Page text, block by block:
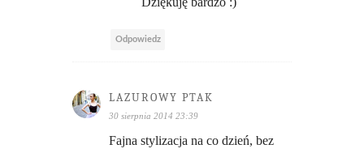
Odpowiedz
LAZUROWY PTAK
30 sierpnia 2014 23:39
Fajna stylizacja na co dzień, bez